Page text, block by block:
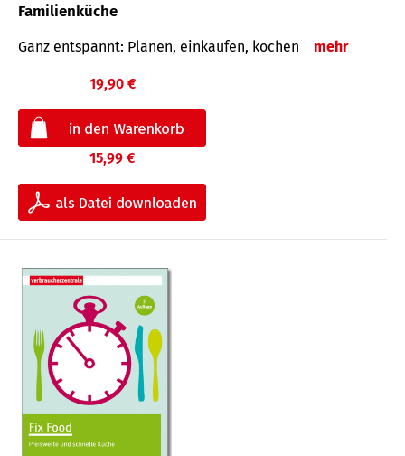
Familienküche
Ganz entspannt: Planen, einkaufen, kochen mehr
19,90 €
15,99 €